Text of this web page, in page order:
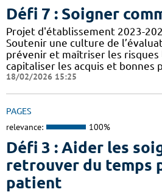
Défi 7 : Soigner
Projet d'établissement 2023-
Soutenir une culture de
prévenir et maîtriser les risques
capitaliser les acquis et bonnes
18/02/2026 15:25
PAGES
relevance: 100%
Défi 3 : Aider les
retrouver du temps
patient